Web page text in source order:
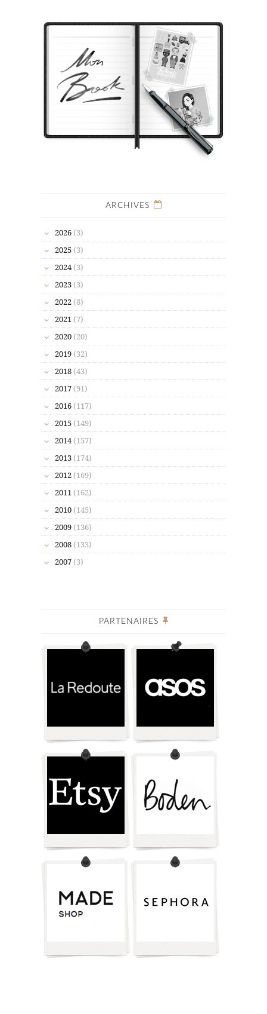
ARCHIVES
2026 (3)
2025 (3)
2024 (3)
2023 (3)
2022 (8)
2021 (7)
2020 (20)
2019 (32)
2018 (43)
2017 (91)
2016 (117)
2015 (149)
2014 (157)
2013 (174)
2012 (169)
2011 (162)
2010 (145)
2009 (136)
2008 (133)
2007 (3)
PARTENAIRES